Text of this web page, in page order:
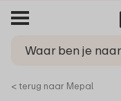
< terug naar Mepal